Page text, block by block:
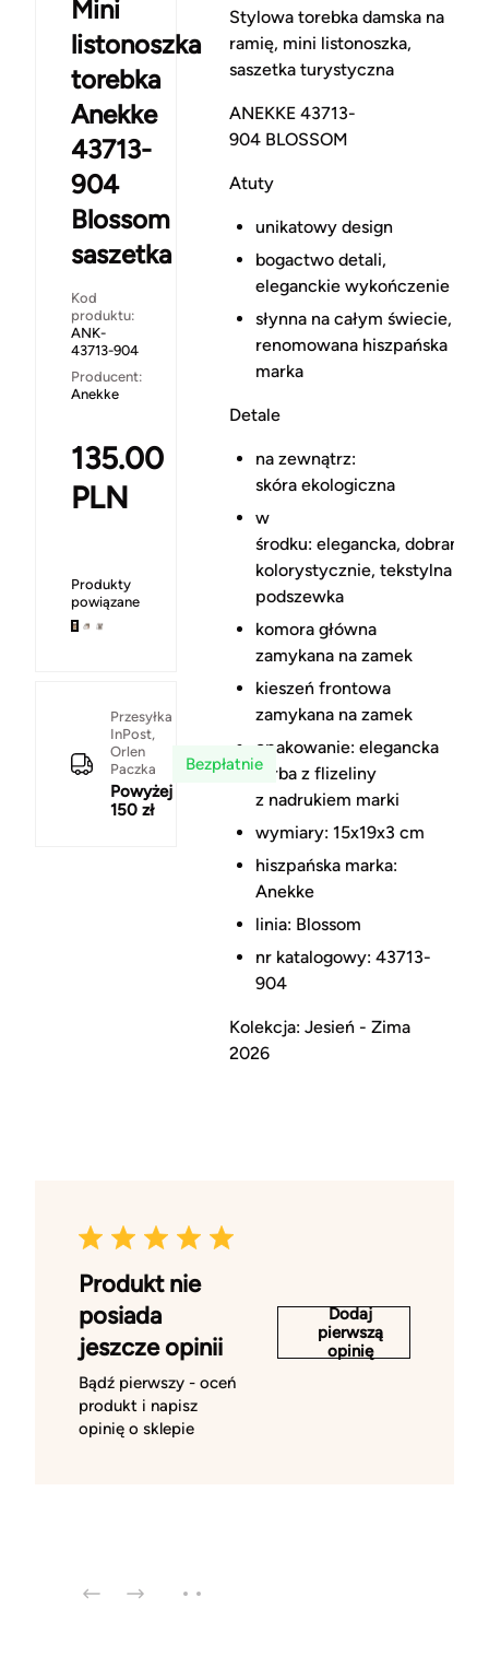
Mini
listonoszka
torebka
Anekke
43713-
904
Blossom
saszetka
Kod
produktu:
ANK-
43713-904
Producent:
Anekke
135.00
PLN
Produkty
powiązane
Przesyłka
InPost,
Orlen
Paczka
Powyżej
150 zł
Bezpłatnie
Stylowa torebka damska na
ramię, mini listonoszka,
saszetka turystyczna
ANEKKE 43713-
904 BLOSSOM
Atuty
unikatowy design
bogactwo detali,
eleganckie wykończenie
słynna na całym świecie,
renomowana hiszpańska
marka
Detale
na zewnątrz:
skóra ekologiczna
w
środku: elegancka, dobrana
kolorystycznie, tekstylna
podszewka
komora główna
zamykana na zamek
kieszeń frontowa
zamykana na zamek
opakowanie: elegancka
torba z flizeliny
z nadrukiem marki
wymiary: 15x19x3 cm
hiszpańska marka:
Anekke
linia: Blossom
nr katalogowy: 43713-
904
Kolekcja: Jesień - Zima
2026
Produkt nie
posiada
jeszcze opinii
Bądź pierwszy - oceń
produkt i napisz
opinię o sklepie
Dodaj
pierwszą
opinię